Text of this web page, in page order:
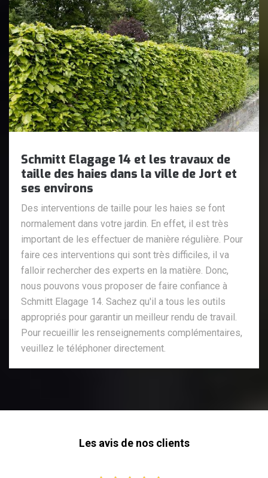
Schmitt Elagage 14 et les travaux de
taille des haies dans la ville de Jort et
ses environs
Des interventions de taille pour les haies se font
normalement dans votre jardin. En effet, il est très
important de les effectuer de manière régulière. Pour
faire ces interventions qui sont très difficiles, il va
falloir rechercher des experts en la matière. Donc,
nous pouvons vous proposer de faire confiance à
Schmitt Elagage 14. Sachez qu'il a tous les outils
appropriés pour garantir un meilleur rendu de travail.
Pour recueillir les renseignements complémentaires,
veuillez le téléphoner directement.
Les avis de nos clients